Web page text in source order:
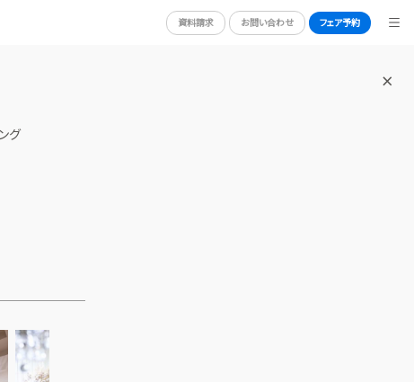
資料請求 お問い合わせ フェア予約
グ